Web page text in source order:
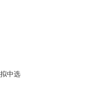
中选